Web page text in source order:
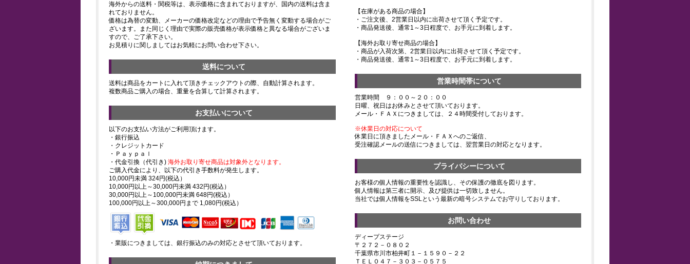
海外からの送料・関税等は、表示価格に含まれておりますが、国内の送料は含ま
れておりません。
価格は為替の変動、メーカーの価格改定などの理由で予告無く変動する場合がご
ざいます。また同じく理由で実際の販売価格が表示価格と異なる場合がございま
すので、ご了承下さい。
お見積りに関しましてはお気軽にお問い合わせ下さい。
送料について
送料は商品をカートに入れて頂きチェックアウトの際、自動計算されます。
複数商品ご購入の場合、重量を合算して計算されます。
お支払いについて
以下のお支払い方法がご利用頂けます。
・銀行振込
・クレジットカード
・Ｐａｙｐａｌ
・代金引換（代引き) 海外お取り寄せ商品は対象外となります。
ご購入代金により、以下の代引き手数料が発生します。
10,000円未満 324円(税込）
10,000円以上～30,000円未満 432円(税込）
30,000円以上～100,000円未満 648円(税込）
100,000円以上～300,000円まで 1,080円(税込）
・業販につきましては、銀行振込のみの対応とさせて頂いております。
【在庫がある商品の場合】
・ご注文後、2営業日以内に出荷させて頂く予定です。
・商品発送後、通常1～3日程度で、お手元に到着します。
【海外お取り寄せ商品の場合】
・商品が入荷次第、2営業日以内に出荷させて頂く予定です。
・商品発送後、通常1～3日程度で、お手元に到着します。
営業時間帯について
営業時間 ９：００～２０：００
日曜、祝日はお休みとさせて頂いております。
メール・ＦＡＸにつきましては、２４時間受付しております。
※休業日の対応について
休業日に頂きましたメール・ＦＡＸへのご返信、
受注確認メールの送信につきましては、翌営業日の対応となります。
プライバシーについて
お客様の個人情報の重要性を認識し、その保護の徹底を図ります。
個人情報は第三者に開示、及び提供は一切致しません。
当社では個人情報をSSLという最新の暗号システムでお守りしております。
お問い合わせ
ディープステージ
〒２７２－０８０２
千葉県市川市柏井町１－１５９０－２２
ＴＥＬ０４７－３０３－０５７５